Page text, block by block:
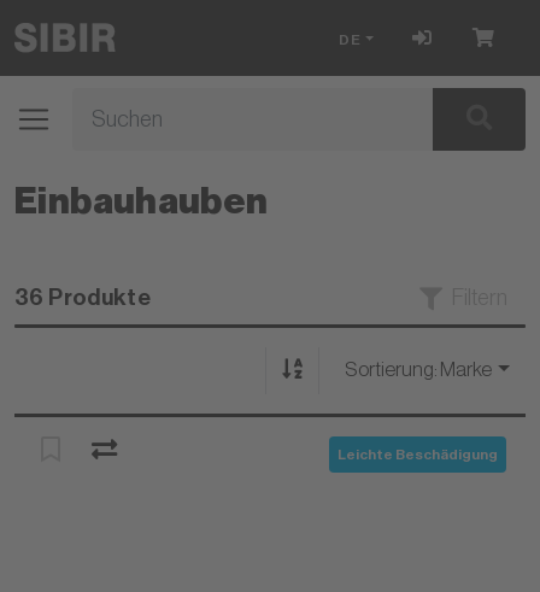
DE
Einbauhauben
36 Produkte
Sortierung: Marke
Leichte Beschädigung